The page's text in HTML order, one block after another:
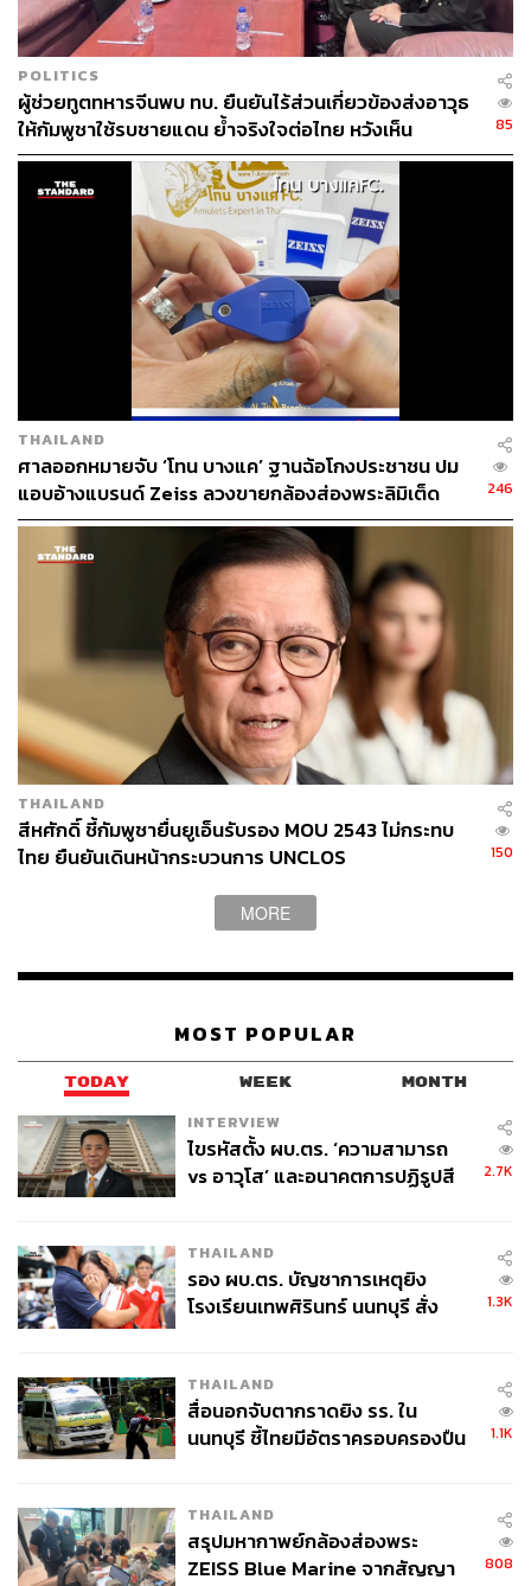
วิโรจน์ เลิศจิตต์ธรรม
Senior Content Creator กองข่าวต่างประเทศ
THE STANDARD
POLITICS
ผู้ช่วยทูตทหารจีนพบ ทบ. ยืนยันไร้ส่วนเกี่ยวข้องส่งอาวุธ
ให้กัมพูชาใช้รบชายแดน ย้ำจริงใจต่อไทย หวังเห็น
ทางออกสันติวิธี
85
THAILAND
ศาลออกหมายจับ ‘โทน บางแค’ ฐานฉ้อโกงประชาชน ปม
แอบอ้างแบรนด์ Zeiss ลวงขายกล้องส่องพระลิมิเต็ด
246
THAILAND
สีหศักดิ์ ชี้กัมพูชายื่นยูเอ็นรับรอง MOU 2543 ไม่กระทบ
ไทย ยืนยันเดินหน้ากระบวนการ UNCLOS
150
MORE
MOST POPULAR
TODAY WEEK MONTH
INTERVIEW
ไขรหัสตั้ง ผบ.ตร. ‘ความสามารถ
vs อาวุโส’ และอนาคตการปฏิรูปสี
2.7K
THAILAND
รอง ผบ.ตร. บัญชาการเหตุยิง
โรงเรียนเทพศิรินทร์ นนทบุรี สั่ง
1.3K
THAILAND
สื่อนอกจับตากราดยิง รร. ใน
นนทบุรี ชี้ไทยมีอัตราครอบครองปืน
1.1K
THAILAND
สรุปมหากาพย์กล้องส่องพระ
ZEISS Blue Marine จากสัญญา
808